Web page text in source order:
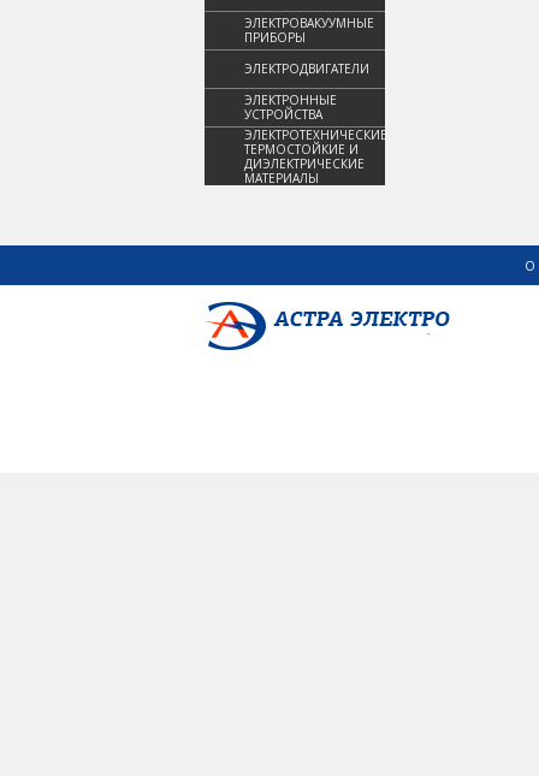
ЭЛЕКТРОВАКУУМНЫЕ
ПРИБОРЫ
ЭЛЕКТРОДВИГАТЕЛИ
ЭЛЕКТРОННЫЕ
УСТРОЙСТВА
ЭЛЕКТРОТЕХНИЧЕСКИЕ,
ТЕРМОСТОЙКИЕ И
ДИЭЛЕКТРИЧЕСКИЕ
МАТЕРИАЛЫ